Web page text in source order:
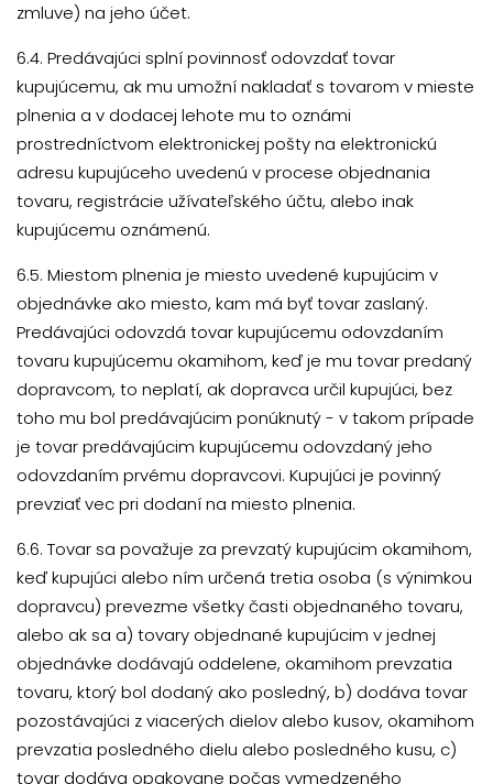
zmluve) na jeho účet.
6.4. Predávajúci splní povinnosť odovzdať tovar
kupujúcemu, ak mu umožní nakladať s tovarom v mieste
plnenia a v dodacej lehote mu to oznámi
prostredníctvom elektronickej pošty na elektronickú
adresu kupujúceho uvedenú v procese objednania
tovaru, registrácie užívateľského účtu, alebo inak
kupujúcemu oznámenú.
6.5. Miestom plnenia je miesto uvedené kupujúcim v
objednávke ako miesto, kam má byť tovar zaslaný.
Predávajúci odovzdá tovar kupujúcemu odovzdaním
tovaru kupujúcemu okamihom, keď je mu tovar predaný
dopravcom, to neplatí, ak dopravca určil kupujúci, bez
toho mu bol predávajúcim ponúknutý - v takom prípade
je tovar predávajúcim kupujúcemu odovzdaný jeho
odovzdaním prvému dopravcovi. Kupujúci je povinný
prevziať vec pri dodaní na miesto plnenia.
6.6. Tovar sa považuje za prevzatý kupujúcim okamihom,
keď kupujúci alebo ním určená tretia osoba (s výnimkou
dopravcu) prevezme všetky časti objednaného tovaru,
alebo ak sa a) tovary objednané kupujúcim v jednej
objednávke dodávajú oddelene, okamihom prevzatia
tovaru, ktorý bol dodaný ako posledný, b) dodáva tovar
pozostávajúci z viacerých dielov alebo kusov, okamihom
prevzatia posledného dielu alebo posledného kusu, c)
tovar dodáva opakovane počas vymedzeného